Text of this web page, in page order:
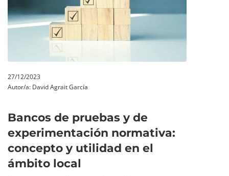
27/12/2023
Autor/a: David Agrait García
Bancos de pruebas y de
experimentación normativa:
concepto y utilidad en el
ámbito local